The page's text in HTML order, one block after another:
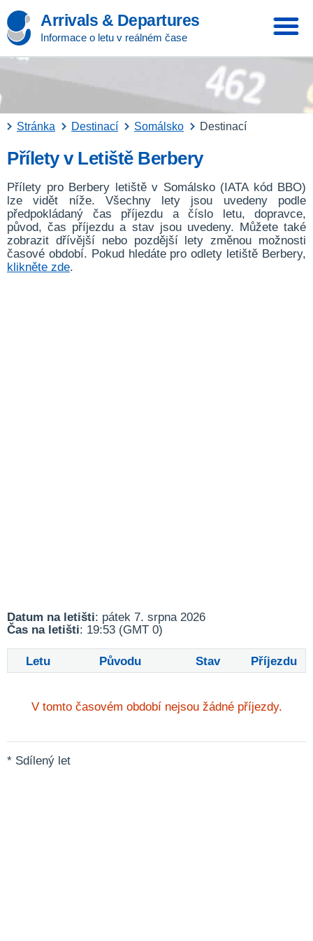
Arrivals & Departures
Informace o letu v reálném čase
Stránka Destinací Somálsko Destinací
Přílety v Letiště Berbery
Přílety pro Berbery letiště v Somálsko (IATA kód BBO)
lze vidět níže. Všechny lety jsou uvedeny podle
předpokládaný čas příjezdu a číslo letu, dopravce,
původ, čas příjezdu a stav jsou uvedeny. Můžete také
zobrazit dřívější nebo pozdější lety změnou možnosti
časové období. Pokud hledáte pro odlety letiště Berbery,
klikněte zde.
Datum na letišti: pátek 7. srpna 2026
Čas na letišti: 19:53 (GMT 0)
Letu Původu Stav Příjezdu
V tomto časovém období nejsou žádné příjezdy.
* Sdílený let